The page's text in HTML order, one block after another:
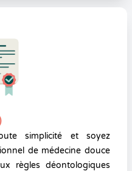
simplicité et soyez
de médecine douce
règles déontologiques